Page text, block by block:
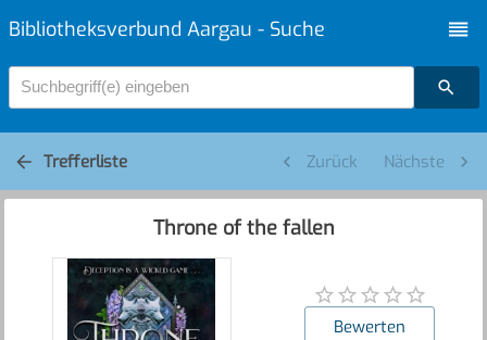
Bibliotheksverbund Aargau - Suche
Suchbegriff(e) eingeben
Trefferliste Zurück Nächste
Throne of the fallen
Bewerten